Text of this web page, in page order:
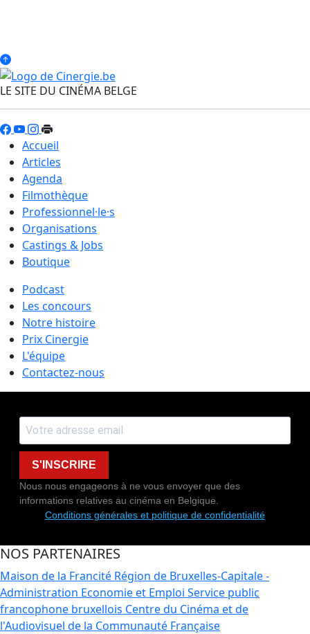
LE SITE DU CINÉMA BELGE
Accueil
Articles
Agenda
Filmothèque
Professionnel·le·s
Organisations
Castings & Jobs
Boutique
Podcast
Les concours
Notre histoire
Prix Cinergie
L'équipe
Contactez-nous
S'INSCRIRE
Nous nous engageons à ne vous envoyer que des
informations relatives au cinéma en Belgique.
Conditions générales et politique de confidentialité
NOS PARTENAIRES
Maison de la Francité Région de Bruxelles-Capitale -
Administration Economie et Emploi Service public
francophone bruxellois Centre du Cinéma et de
l'Audiovisuel de la Communauté Française